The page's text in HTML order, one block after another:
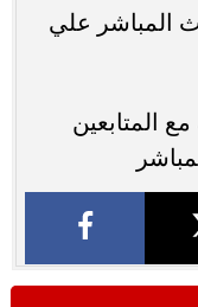
المباشر علي
المتابعين